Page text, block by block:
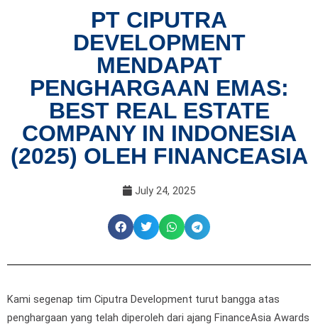
PT CIPUTRA
DEVELOPMENT
MENDAPAT
PENGHARGAAN EMAS:
BEST REAL ESTATE
COMPANY IN INDONESIA
(2025) OLEH FINANCEASIA
July 24, 2025
Kami segenap tim Ciputra Development turut bangga atas
penghargaan yang telah diperoleh dari ajang FinanceAsia Awards